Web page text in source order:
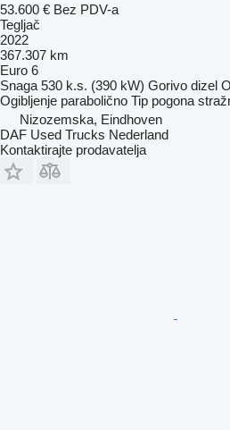
53.600 € Bez PDV-a
Tegljač
2022
367.307 km
Euro 6
Snaga 530 k.s. (390 kW) Gorivo dizel
Ogibljenje parabolično Tip pogona
Nizozemska, Eindhoven
DAF Used Trucks Nederland
Kontaktirajte prodavatelja